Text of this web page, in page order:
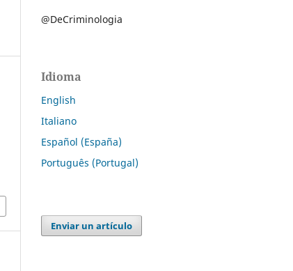
@DeCriminologia
Idioma
English
Italiano
Español (España)
Português (Portugal)
Enviar un artículo